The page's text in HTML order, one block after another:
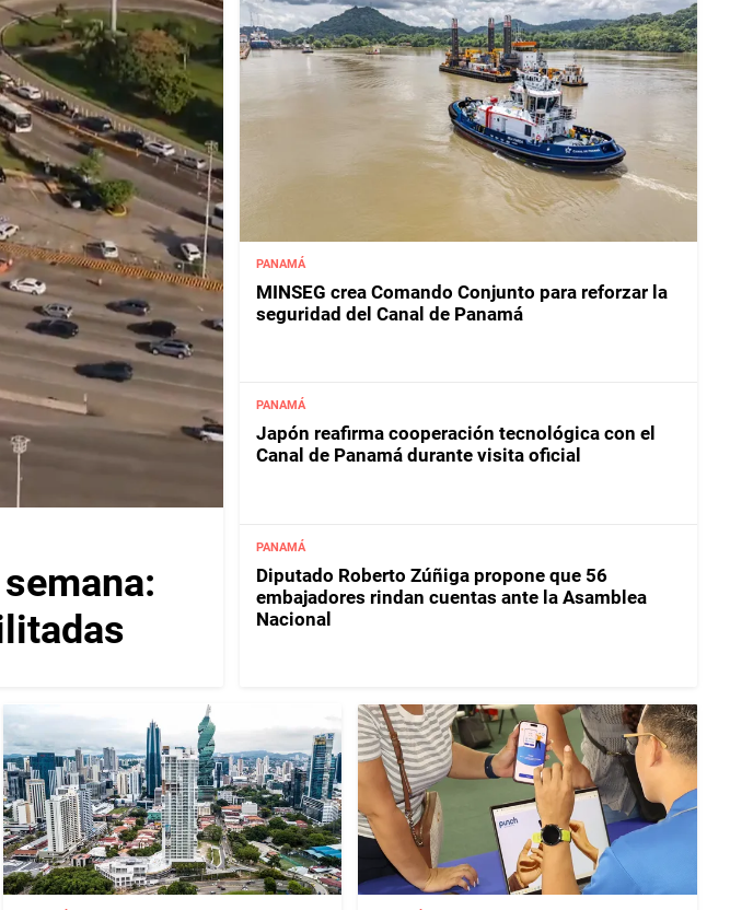
PANAMÁ
MINSEG crea Comando Conjunto para reforzar la
seguridad del Canal de Panamá
PANAMÁ
Japón reafirma cooperación tecnológica con el
Canal de Panamá durante visita oficial
PANAMÁ
Diputado Roberto Zúñiga propone que 56
embajadores rindan cuentas ante la Asamblea
Nacional